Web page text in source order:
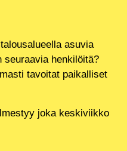
asuvia
seuraavia henkilöitä?
tavoitat paikalliset
joka keskiviikko